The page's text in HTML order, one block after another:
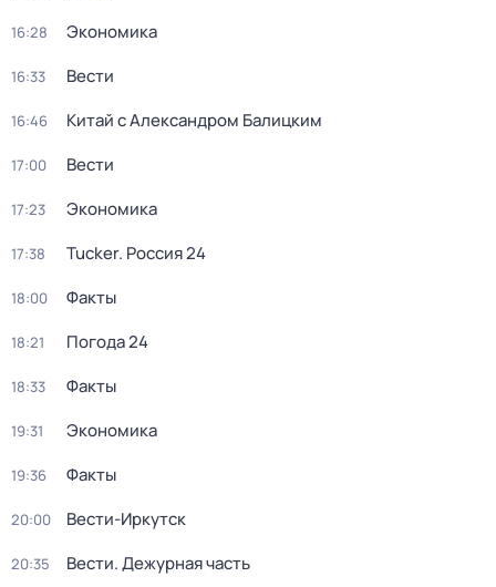
16:28 Экономика
16:33 Вести
16:46 Китай с Александром Балицким
17:00 Вести
17:23 Экономика
17:38 Tucker. Россия 24
18:00 Факты
18:21 Погода 24
18:33 Факты
19:31 Экономика
19:36 Факты
20:00 Вести-Иркутск
20:35 Вести. Дежурная часть